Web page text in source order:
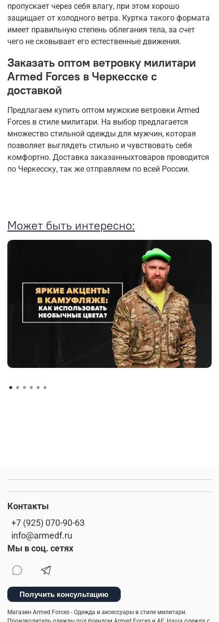
пропускает через себя влагу, при этом хорошо
защищает от холодного ветра. Куртка такого формата
имеет правильную степень облегания тела, за счет
чего не сковывает его естественные движения.
Заказать оптом ветровку милитари
Armed Forces в Черкесске с
доставкой
Предлагаем купить оптом мужские ветровки Armed
Forces в стиле милитари. На выбор предлагается
множество стильной одежды для мужчин, которая
позволяет выглядеть стильно и чувствовать себя
комфортно. Доставка заказанныхтоваров проводится
по Черкесску, так же отправляем по всей России.
Может быть интересно:
Контакты
+7 (925) 070-90-63
info@armedf.ru
Мы в соц. сетях
Получить консультацию
Магазин Armed Forces - Одежда и аксессуары в стиле милитари.